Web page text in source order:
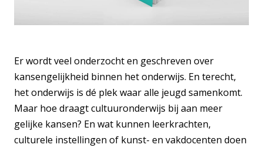
Er wordt veel onderzocht en geschreven over
kansengelijkheid binnen het onderwijs. En terecht,
het onderwijs is dé plek waar alle jeugd samenkomt.
Maar hoe draagt cultuuronderwijs bij aan meer
gelijke kansen? En wat kunnen leerkrachten,
culturele instellingen of kunst- en vakdocenten doen